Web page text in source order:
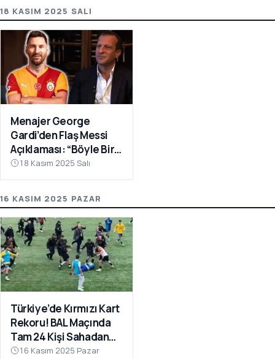
18 KASIM 2025 SALI
Menajer George
Gardi’den Flaş Messi
Açıklaması: “Böyle Bir
Fırsat Olursa,
Galatasaray İçin
18 Kasım 2025 Salı
16 KASIM 2025 PAZAR
Türkiye’de Kırmızı Kart
Rekoru! BAL Maçında
Tam 24 Kişi Sahadan
Atıldı
16 Kasım 2025 Pazar